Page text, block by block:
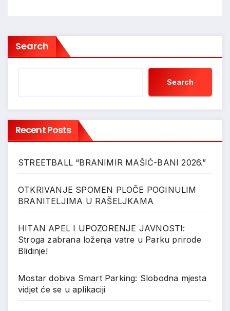
Search
Search
Recent Posts
STREETBALL “BRANIMIR MAŠIĆ-BANI 2026.”
OTKRIVANJE SPOMEN PLOČE POGINULIM
BRANITELJIMA U RAŠELJKAMA
HITAN APEL I UPOZORENJE JAVNOSTI:
Stroga zabrana loženja vatre u Parku prirode
Blidinje!
Mostar dobiva Smart Parking: Slobodna mjesta
vidjet će se u aplikaciji